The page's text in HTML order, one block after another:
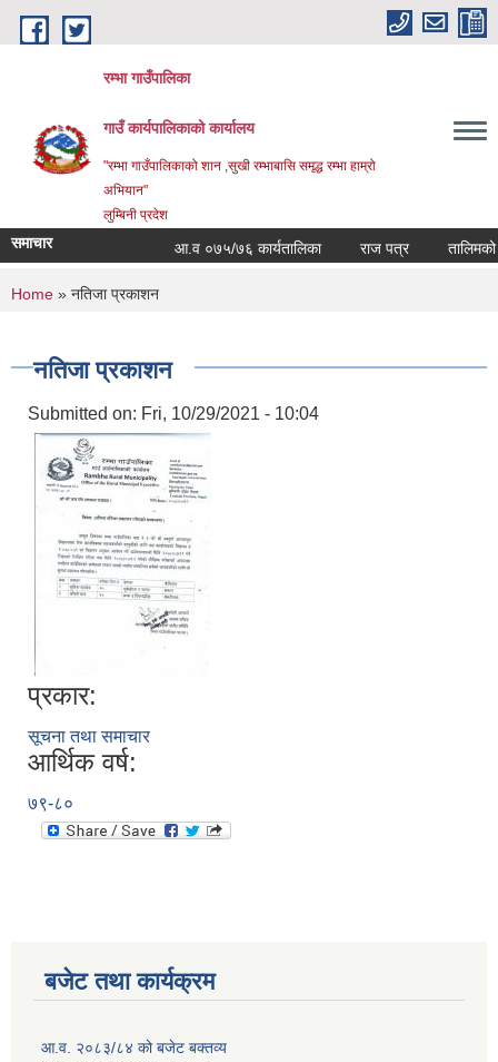
Skip to main content
रम्भा गाउँपालिका
गाउँ कार्यपालिकाको कार्यालय
"रम्भा गाउँपालिकाको शान ,सुखी रम्भाबासि समृद्ध रम्भा हाम्रो
अभियान"
लुम्बिनी प्रदेश
समाचार आ.व ०७५/७६ कार्यतालिका राज पत्र तालिमको
You are here
Home » नतिजा प्रकाशन
नतिजा प्रकाशन
Submitted on: Fri, 10/29/2021 - 10:04
प्रकार:
सूचना तथा समाचार
आर्थिक वर्ष:
७९-८०
बजेट तथा कार्यक्रम
आ.व. २०८३/८४ को बजेट बक्तव्य